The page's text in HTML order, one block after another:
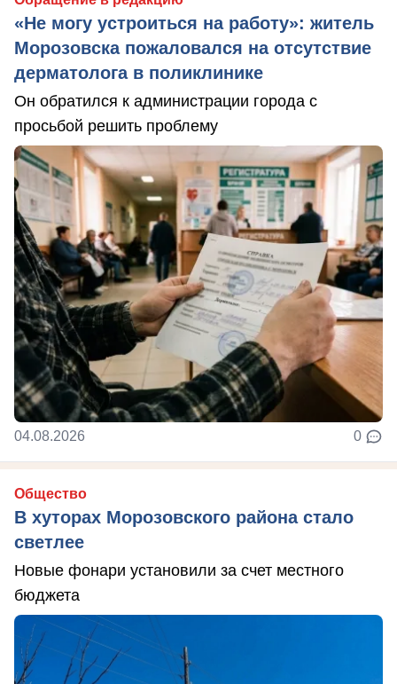
«Не могу устроиться на работу»: житель
Морозовска пожаловался на отсутствие
дерматолога в поликлинике
Он обратился к администрации города с
просьбой решить проблему
04.08.2026 0
Общество
В хуторах Морозовского района стало
светлее
Новые фонари установили за счет местного
бюджета